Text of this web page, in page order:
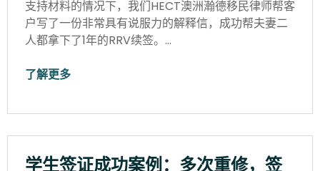
支持材料的情况下，我们HECT澳洲瀚德移民律师帮客
户写了一份非常具有说服力的解释信，成功帮夫妻二
人都拿下了1年的RRV续签。…
了解更多
学生签证成功案例：多次重修，签